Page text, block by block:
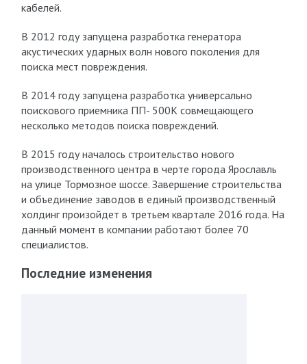
кабелей.
В 2012 году запущена разработка генератора
акустических ударных волн нового поколения для
поиска мест повреждения.
В 2014 году запущена разработка универсально
поискового приемника ПП- 500К совмещающего
несколько методов поиска повреждений.
В 2015 году началось строительство нового
производственного центра в черте города Ярославль
на улице Тормозное шоссе. Завершение строительства
и объединение заводов в единый производственный
холдинг произойдет в третьем квартале 2016 года. На
данный момент в компании работают более 70
специалистов.
Последние изменения